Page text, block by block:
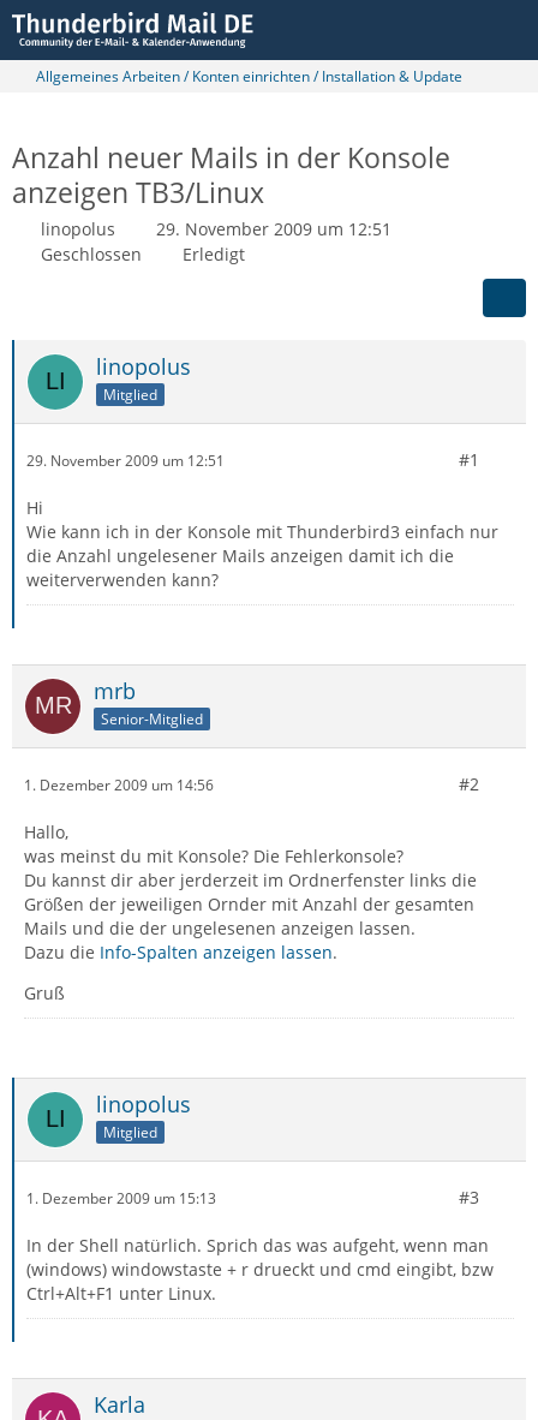
Allgemeines Arbeiten / Konten einrichten / Installation & Update
Anzahl neuer Mails in der Konsole
anzeigen TB3/Linux
linopolus
29. November 2009 um 12:51
Geschlossen
Erledigt
linopolus
Mitglied
29. November 2009 um 12:51 #1
Hi
Wie kann ich in der Konsole mit Thunderbird3 einfach nur
die Anzahl ungelesener Mails anzeigen damit ich die
weiterverwenden kann?
mrb
Senior-Mitglied
1. Dezember 2009 um 14:56 #2
Hallo,
was meinst du mit Konsole? Die Fehlerkonsole?
Du kannst dir aber jerderzeit im Ordnerfenster links die
Größen der jeweiligen Ornder mit Anzahl der gesamten
Mails und die der ungelesenen anzeigen lassen.
Dazu die Info-Spalten anzeigen lassen.
Gruß
linopolus
Mitglied
1. Dezember 2009 um 15:13 #3
In der Shell natürlich. Sprich das was aufgeht, wenn man
(windows) windowstaste + r drueckt und cmd eingibt, bzw
Ctrl+Alt+F1 unter Linux.
Karla